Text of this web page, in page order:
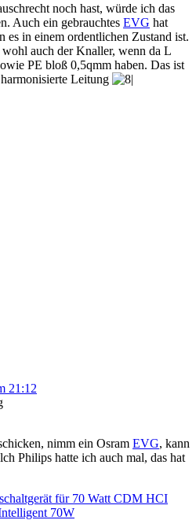
noch hast, würde ich das
Auch ein gebrauchtes EVG hat
es in einem ordentlichen Zustand ist.
auch der Knaller, wenn da L
PE bloß 0,5qmm haben. Das ist
Leitung
21:12
nimm ein Osram EVG, kann
Philips hatte ich auch mal, das hat
für 70 Watt CDM HCI
70W